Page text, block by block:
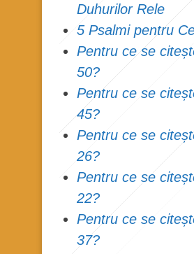
Duhurilor Rele
5 Psalmi pentru
Pentru ce se
50?
Pentru ce se
45?
Pentru ce se
26?
Pentru ce se
22?
Pentru ce se
37?